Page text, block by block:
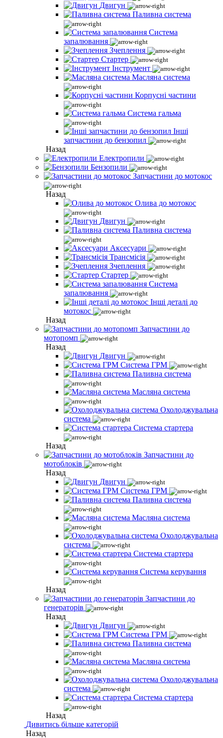
Двигун
Паливна система
Система
запалювання
Зчеплення
Стартер
Інструмент
Масляна система
Корпусні частини
Система гальма
Інші
запчастини до бензопил
Назад
Електропили
Бензопили
Запчастини до мотокос
Назад
Олива до мотокос
Двигун
Паливна система
Аксесуари
Трансмісія
Зчеплення
Стартер
Система
запалювання
Інші деталі до
мотокос
Назад
Запчастини до
мотопомп
Назад
Двигун
Система ГРМ
Паливна система
Масляна система
Охолоджувальна
система
Система стартера
Назад
Запчастини до
мотоблоків
Назад
Двигун
Система ГРМ
Паливна система
Масляна система
Охолоджувальна
система
Система стартера
Система керування
Назад
Запчастини до
генераторів
Назад
Двигун
Система ГРМ
Паливна система
Масляна система
Охолоджувальна
система
Система стартера
Назад
Дивитись більше категорій
Назад